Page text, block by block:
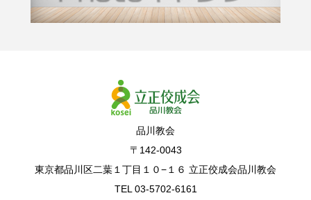
品川教会
〒142-0043
東京都品川区二葉１丁目１０−１６ 立正佼成会品川教会
TEL 03-5702-6161